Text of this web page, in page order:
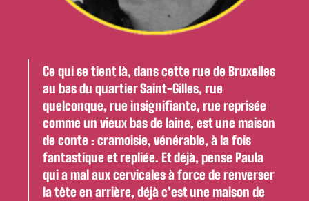
Ce qui se tient là, dans cette rue de Bruxelles
au bas du quartier Saint-Gilles, rue
quelconque, rue insignifiante, rue reprisée
comme un vieux bas de laine, est une maison
de conte : cramoisie, vénérable, à la fois
fantastique et repliée. Et déjà, pense Paula
qui a mal aux cervicales à force de renverser
la tête en arrière, déjà c’est une maison de